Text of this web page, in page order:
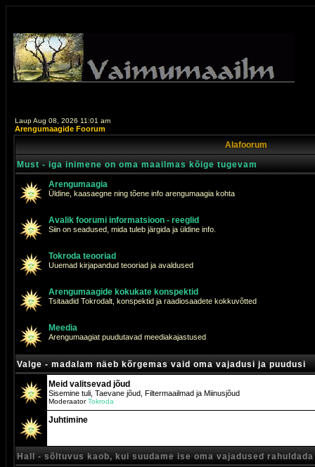
Laup Aug 08, 2026 11:01 am
Arengumaagide Foorum
Alafoorum
Must - iga inimene on oma maailmas kõige tugevam
Arengumaagia
Üldine, kaasaegne ning tõene info arengumaagia kohta
Avalik foorumi informatsioon - reeglid
Siin on seadused, mida tuleb järgida ja üldine info.
Tokroda teooriad
Uuemad kirjapandud teooriad ja avaldused
Arengumaagide kokukate konspektid
Tsitaadid Tokrodalt, konspektid ja raadiosaadete kokkuvõtted
Meedia
Arengumaagiat puudutavad meediakajastused
Valge - madalam näeb kõrgemas vaid oma vajadusi ja puudusi
Meid valitsevad jõud
Sisemine tuli, Taevane jõud, Filtermaailmad ja Miinusjõud
ModeraatorTokroda
Juhtimine
Hall - sõltuvus kaob, kui suudame ise oma vajadused rahuldada